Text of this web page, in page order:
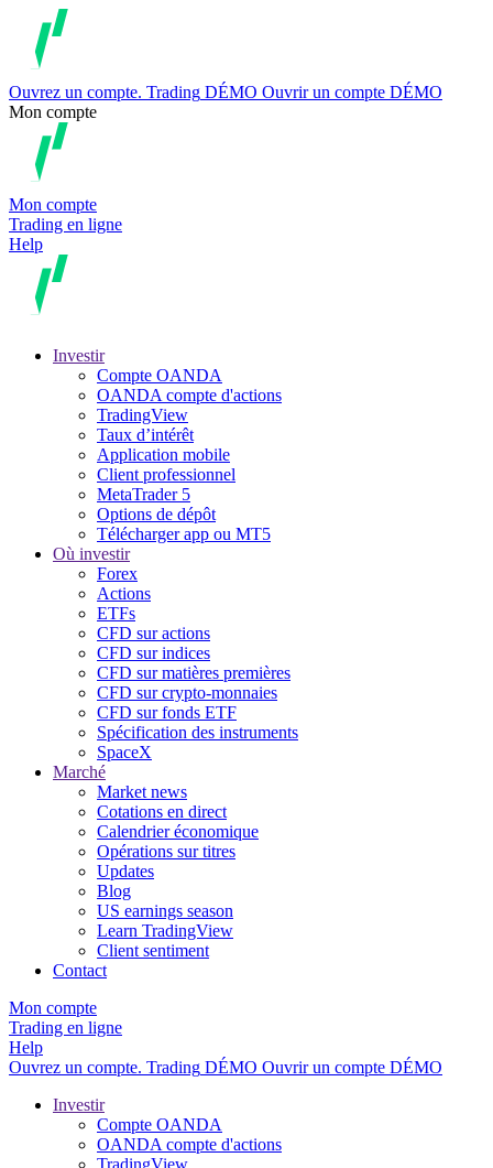
Ouvrez un compte. Trading DÉMO Ouvrir un compte DÉMO
Mon compte
Mon compte
Trading en ligne
Help
Investir
Compte OANDA
OANDA compte d'actions
TradingView
Taux d’intérêt
Application mobile
Client professionnel
MetaTrader 5
Options de dépôt
Télécharger app ou MT5
Où investir
Forex
Actions
ETFs
CFD sur actions
CFD sur indices
CFD sur matières premières
CFD sur crypto-monnaies
CFD sur fonds ETF
Spécification des instruments
SpaceX
Marché
Market news
Cotations en direct
Calendrier économique
Opérations sur titres
Updates
Blog
US earnings season
Learn TradingView
Client sentiment
Contact
Mon compte
Trading en ligne
Help
Ouvrez un compte. Trading DÉMO Ouvrir un compte DÉMO
Investir
Compte OANDA
OANDA compte d'actions
TradingView